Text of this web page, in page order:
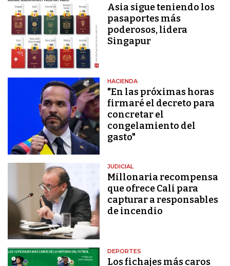
Asia sigue teniendo los
pasaportes más
poderosos, lidera
Singapur
HACIENDA
"En las próximas horas
firmaré el decreto para
concretar el
congelamiento del
gasto"
JUDICIAL
Millonaria recompensa
que ofrece Cali para
capturar a responsables
de incendio
DEPORTES
Los fichajes más caros